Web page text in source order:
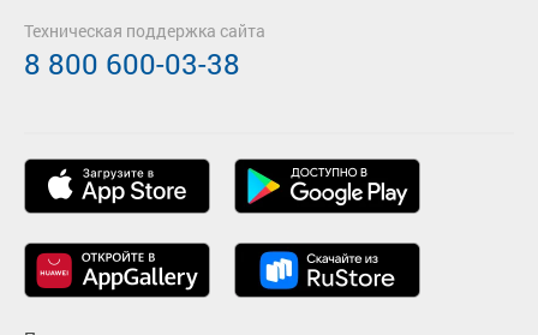
Техническая поддержка сайта
8 800 600-03-38